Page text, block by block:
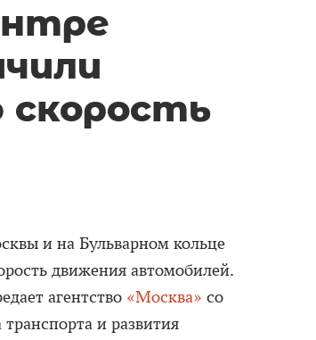
и на Бульварном кольце
движения автомобилей.
агентство «Москва» со
и развития